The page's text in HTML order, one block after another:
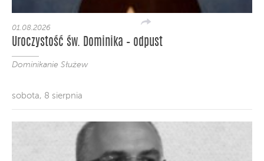
01.08.2026
Uroczystość św. Dominika – odpust
Dominikanie Służew
sobota, 8 sierpnia